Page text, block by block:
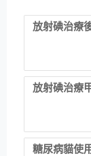
放射碘治療
放射碘治療
糖尿病貓使